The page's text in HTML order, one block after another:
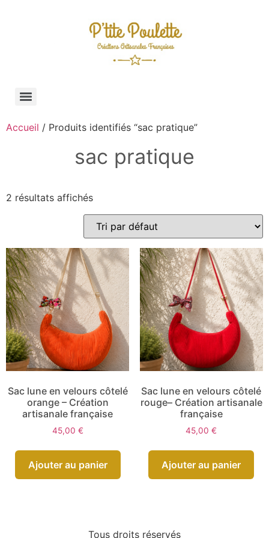
Accueil / Produits identifiés “sac pratique”
sac pratique
2 résultats affichés
Sac lune en velours côtelé
orange – Création
artisanale française
45,00 €
Ajouter au panier
Sac lune en velours côtelé
rouge– Création artisanale
française
45,00€
Ajouter au panier
Tous droits réservés